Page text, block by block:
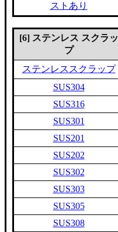
ストあり
[6] ステンレス スクラッ
プ
ステンレススクラップ
SUS304
SUS316
SUS301
SUS201
SUS202
SUS302
SUS303
SUS305
SUS308